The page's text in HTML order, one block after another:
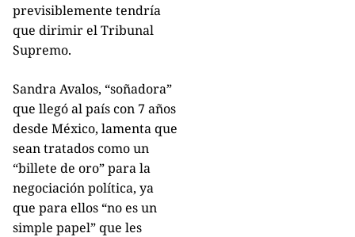
previsiblemente tendría
que dirimir el Tribunal
Supremo.
Sandra Avalos, “soñadora”
que llegó al país con 7 años
desde México, lamenta que
sean tratados como un
“billete de oro” para la
negociación política, ya
que para ellos “no es un
simple papel” que les